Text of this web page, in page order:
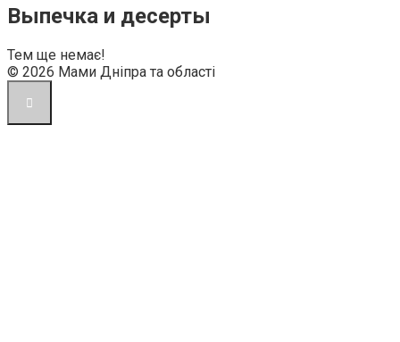
Ви
тут:
Выпечка и десерты
Тем ще немає!
© 2026 Мами Дніпра та області